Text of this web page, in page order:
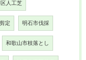
人工芝
定 明石市伐採
和歌山市枝落とし